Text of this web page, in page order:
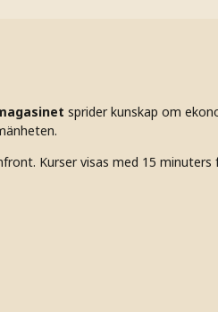
sprider kunskap om
Kurser visas med 15 minuters